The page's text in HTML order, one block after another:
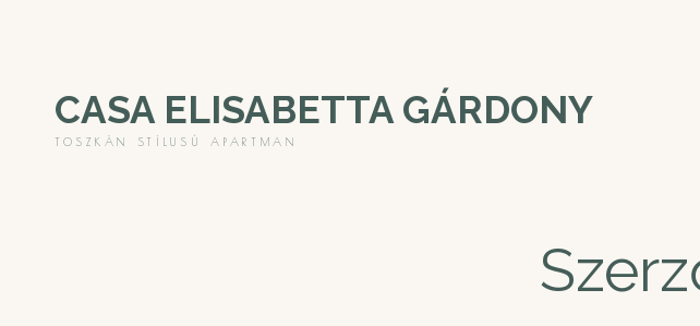
CASA ELISABETTA GÁRDONY
TOSZKÁN STÍLUSÚ APARTMAN